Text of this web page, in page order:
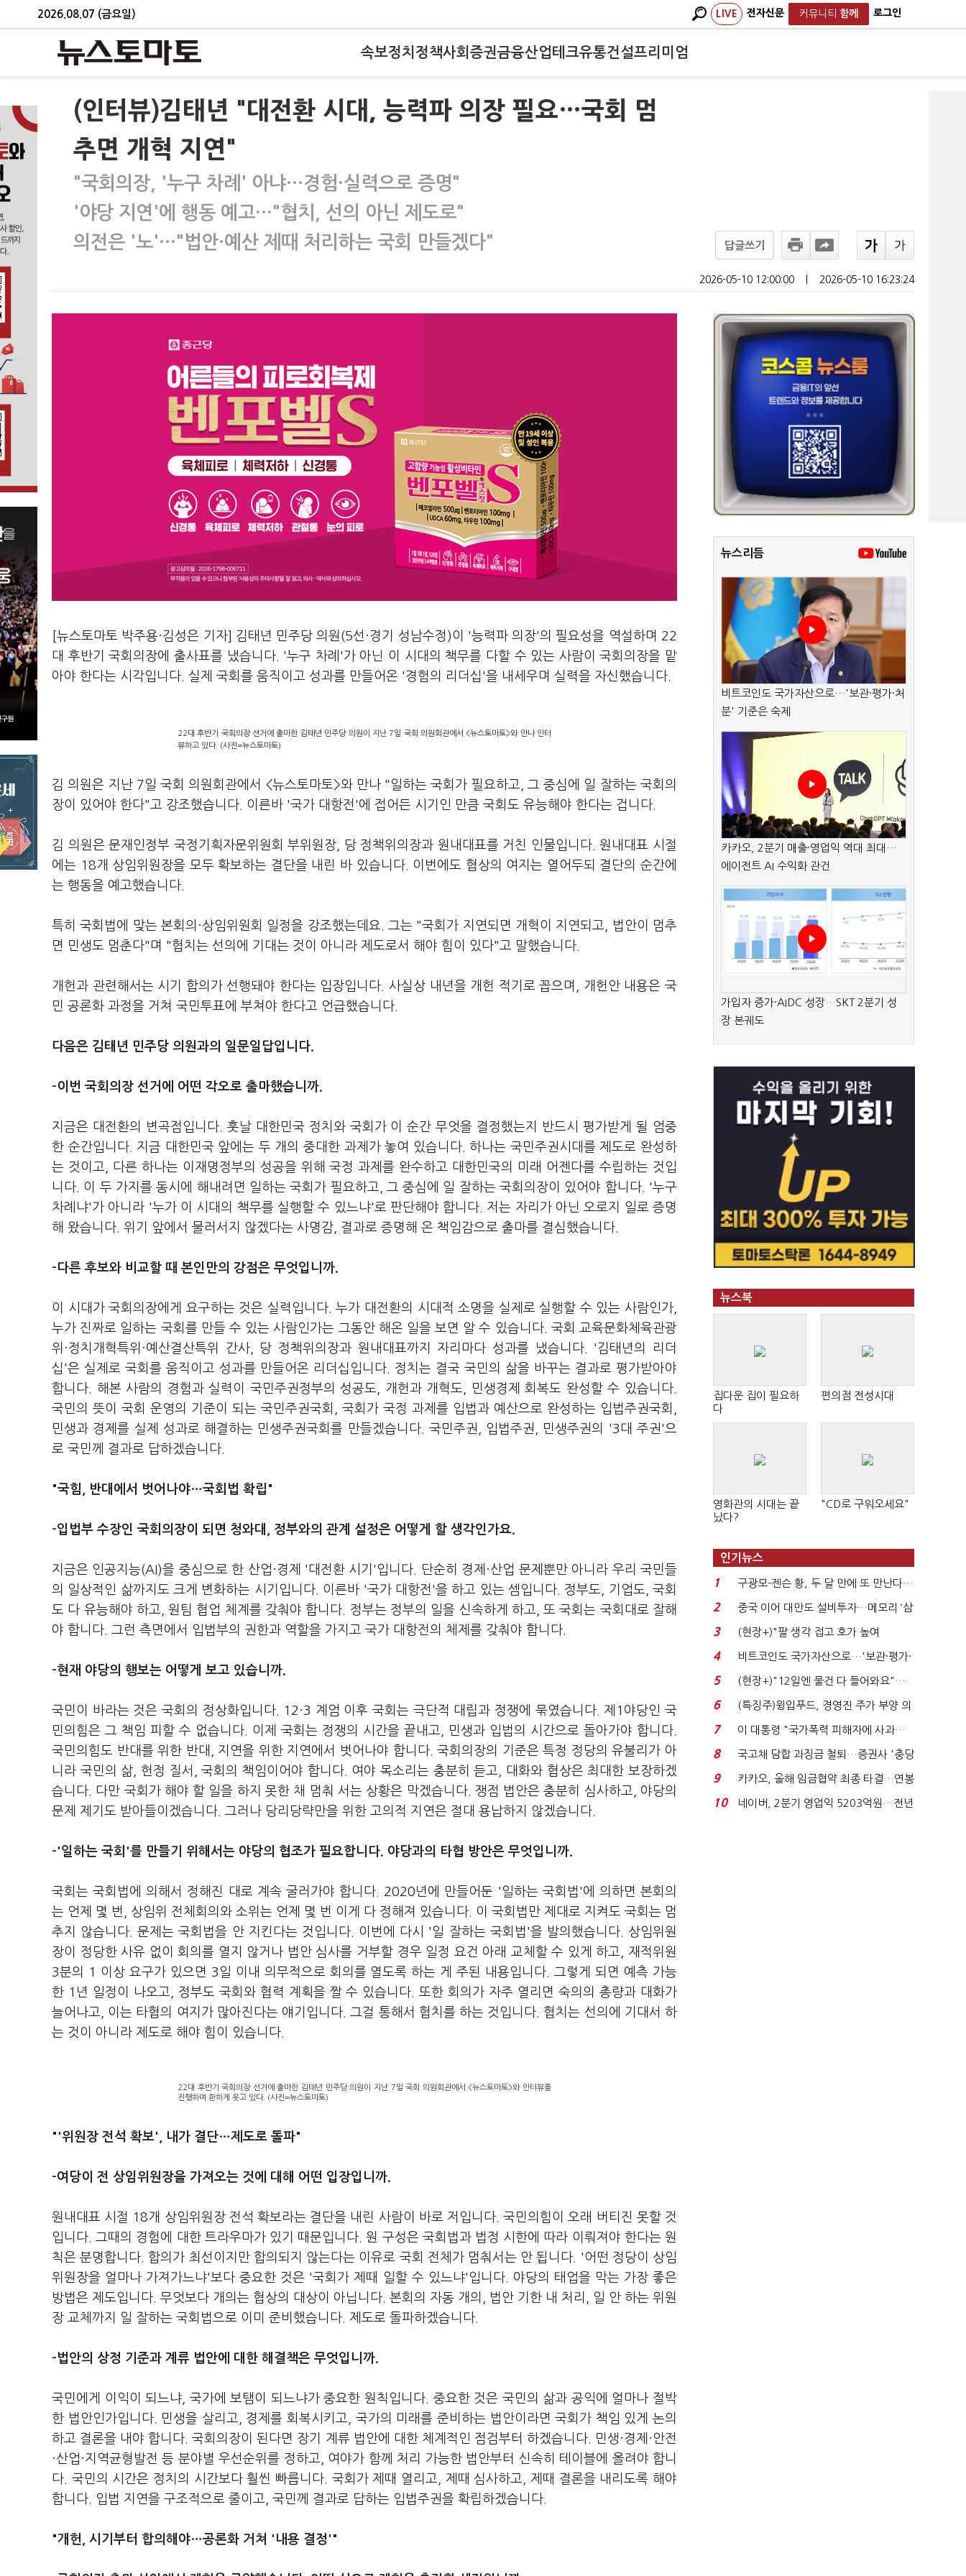
2026.08.07 (금요일) LIVE 전자신문 커뮤니티 함께 로그인
속보정치 정책사회 증권금융산업테크유통건설프리미엄
(인터뷰)김태년 "대전환 시대, 능력파 의장 필요…국회 멈
추면 개혁 지연"
"국회의장, '누구 차례' 아냐…경험·실력으로 증명"
'야당 지연'에 행동 예고…"협치, 선의 아닌 제도로"
의전은 '노'…"법안·예산 제때 처리하는 국회 만들겠다"
답글쓰기
2026-05-10 12:00:00 2026-05-10 16:23:24
[뉴스토마토 박주용·김성은 기자] 김태년 민주당 의원(5선·경기 성남수정)이 '능력파 의장'의 필요성을 역설하며 22
대 후반기 국회의장에 출사표를 냈습니다. '누구 차례'가 아닌 이 시대의 책무를 다할 수 있는 사람이 국회의장을 맡
아야 한다는 시각입니다. 실제 국회를 움직이고 성과를 만들어온 '경험의 리더십'을 내세우며 실력을 자신했습니다.
22대 후반기 국회의장 선거에 출마한 김태년 민주당 의원이 지난 7일 국회 의원회관에서 <뉴스토마토>와 만나 인터
뷰하고 있다. (사진=뉴스토마토)
김 의원은 지난 7일 국회 의원회관에서 <뉴스토마토>와 만나 "일하는 국회가 필요하고, 그 중심에 일 잘하는 국회의
장이 있어야 한다"고 강조했습니다. 이른바 '국가 대항전'에 접어든 시기인 만큼 국회도 유능해야 한다는 겁니다.
김 의원은 문재인정부 국정기획자문위원회 부위원장, 당 정책위의장과 원내대표를 거친 인물입니다. 원내대표 시절
에는 18개 상임위원장을 모두 확보하는 결단을 내린 바 있습니다. 이번에도 협상의 여지는 열어두되 결단의 순간에
는 행동을 예고했습니다.
특히 국회법에 맞는 본회의·상임위원회 일정을 강조했는데요. 그는 "국회가 지연되면 개혁이 지연되고, 법안이 멈추
면 민생도 멈춘다"며 "협치는 선의에 기대는 것이 아니라 제도로서 해야 힘이 있다"고 말했습니다.
개헌과 관련해서는 시기 합의가 선행돼야 한다는 입장입니다. 사실상 내년을 개헌 적기로 꼽으며, 개헌안 내용은 국
민 공론화 과정을 거쳐 국민투표에 부쳐야 한다고 언급했습니다.
다음은 김태년 민주당 의원과의 일문일답입니다.
-이번 국회의장 선거에 어떤 각오로 출마했습니까.
지금은 대전환의 변곡점입니다. 훗날 대한민국 정치와 국회가 이 순간 무엇을 결정했는지 반드시 평가받게 될 엄중
한 순간입니다. 지금 대한민국 앞에는 두 개의 중대한 과제가 놓여 있습니다. 하나는 국민주권시대를 제도로 완성하
는 것이고, 다른 하나는 이재명정부의 성공을 위해 국정 과제를 완수하고 대한민국의 미래 어젠다를 수립하는 것입
니다. 이 두 가지를 동시에 해내려면 일하는 국회가 필요하고, 그 중심에 일 잘하는 국회의장이 있어야 합니다. '누구
차례냐'가 아니라 '누가 이 시대의 책무를 실행할 수 있느냐'로 판단해야 합니다. 저는 자리가 아닌 오로지 일로 증명
해 왔습니다. 위기 앞에서 물러서지 않겠다는 사명감, 결과로 증명해 온 책임감으로 출마를 결심했습니다.
-다른 후보와 비교할 때 본인만의 강점은 무엇입니까.
이 시대가 국회의장에게 요구하는 것은 실력입니다. 누가 대전환의 시대적 소명을 실제로 실행할 수 있는 사람인가,
누가 진짜로 일하는 국회를 만들 수 있는 사람인가는 그동안 해온 일을 보면 알 수 있습니다. 국회 교육문화체육관광
위·정치개혁특위·예산결산특위 간사, 당 정책위의장과 원내대표까지 자리마다 성과를 냈습니다. '김태년의 리더
십'은 실제로 국회를 움직이고 성과를 만들어온 리더십입니다. 정치는 결국 국민의 삶을 바꾸는 결과로 평가받아야
합니다. 해본 사람의 경험과 실력이 국민주권정부의 성공도, 개헌과 개혁도, 민생경제 회복도 완성할 수 있습니다.
국민의 뜻이 국회 운영의 기준이 되는 국민주권국회, 국회가 국정 과제를 입법과 예산으로 완성하는 입법주권국회,
민생과 경제를 실제 성과로 해결하는 민생주권국회를 만들겠습니다. 국민주권, 입법주권, 민생주권의 '3대 주권'으
로 국민께 결과로 답하겠습니다.
"국힘, 반대에서 벗어나야…국회법 확립"
-입법부 수장인 국회의장이 되면 청와대, 정부와의 관계 설정은 어떻게 할 생각인가요.
지금은 인공지능(AI)을 중심으로 한 산업·경제 '대전환 시기'입니다. 단순히 경제·산업 문제뿐만 아니라 우리 국민들
의 일상적인 삶까지도 크게 변화하는 시기입니다. 이른바 '국가 대항전'을 하고 있는 셈입니다. 정부도, 기업도, 국회
도 다 유능해야 하고, 원팀 협업 체계를 갖춰야 합니다. 정부는 정부의 일을 신속하게 하고, 또 국회는 국회대로 잘해
야 합니다. 그런 측면에서 입법부의 권한과 역할을 가지고 국가 대항전의 체제를 갖춰야 합니다.
-현재 야당의 행보는 어떻게 보고 있습니까.
국민이 바라는 것은 국회의 정상화입니다. 12·3 계엄 이후 국회는 극단적 대립과 정쟁에 묶였습니다. 제1야당인 국
민의힘은 그 책임 피할 수 없습니다. 이제 국회는 정쟁의 시간을 끝내고, 민생과 입법의 시간으로 돌아가야 합니다.
국민의힘도 반대를 위한 반대, 지연을 위한 지연에서 벗어나야 합니다. 국회의장의 기준은 특정 정당의 유불리가 아
니라 국민의 삶, 헌정 질서, 국회의 책임이어야 합니다. 여야 목소리는 충분히 듣고, 대화와 협상은 최대한 보장하겠
습니다. 다만 국회가 해야 할 일을 하지 못한 채 멈춰 서는 상황은 막겠습니다. 쟁점 법안은 충분히 심사하고, 야당의
문제 제기도 받아들이겠습니다. 그러나 당리당략만을 위한 고의적 지연은 절대 용납하지 않겠습니다.
-'일하는 국회'를 만들기 위해서는 야당의 협조가 필요합니다. 야당과의 타협 방안은 무엇입니까.
국회는 국회법에 의해서 정해진 대로 계속 굴러가야 합니다. 2020년에 만들어둔 '일하는 국회법'에 의하면 본회의
는 언제 몇 번, 상임위 전체회의와 소위는 언제 몇 번 이게 다 정해져 있습니다. 이 국회법만 제대로 지켜도 국회는 멈
추지 않습니다. 문제는 국회법을 안 지킨다는 것입니다. 이번에 다시 '일 잘하는 국회법'을 발의했습니다. 상임위원
장이 정당한 사유 없이 회의를 열지 않거나 법안 심사를 거부할 경우 일정 요건 아래 교체할 수 있게 하고, 재적위원
3분의 1 이상 요구가 있으면 3일 이내 의무적으로 회의를 열도록 하는 게 주된 내용입니다. 그렇게 되면 예측 가능
한 1년 일정이 나오고, 정부도 국회와 협력 계획을 짤 수 있습니다. 또한 회의가 자주 열리면 숙의의 총량과 대화가
늘어나고, 이는 타협의 여지가 많아진다는 얘기입니다. 그걸 통해서 협치를 하는 것입니다. 협치는 선의에 기대서 하
는 것이 아니라 제도로 해야 힘이 있습니다.
22대 후반기 국회의장 선거에 출마한 김태년 민주당 의원이 지난 7일 국회 의원회관에서 <뉴스토마토>와 인터뷰를
진행하며 환하게 웃고 있다. (사진=뉴스토마토)
"'위원장 전석 확보', 내가 결단…제도로 돌파"
-여당이 전 상임위원장을 가져오는 것에 대해 어떤 입장입니까.
원내대표 시절 18개 상임위원장 전석 확보라는 결단을 내린 사람이 바로 저입니다. 국민의힘이 오래 버티진 못할 것
입니다. 그때의 경험에 대한 트라우마가 있기 때문입니다. 원 구성은 국회법과 법정 시한에 따라 이뤄져야 한다는 원
칙은 분명합니다. 합의가 최선이지만 합의되지 않는다는 이유로 국회 전체가 멈춰서는 안 됩니다. '어떤 정당이 상임
위원장을 얼마나 가져가느냐'보다 중요한 것은 '국회가 제때 일할 수 있느냐'입니다. 야당의 태업을 막는 가장 좋은
방법은 제도입니다. 무엇보다 개의는 협상의 대상이 아닙니다. 본회의 자동 개의, 법안 기한 내 처리, 일 안 하는 위원
장 교체까지 일 잘하는 국회법으로 이미 준비했습니다. 제도로 돌파하겠습니다.
-법안의 상정 기준과 계류 법안에 대한 해결책은 무엇입니까.
국민에게 이익이 되느냐, 국가에 보탬이 되느냐가 중요한 원칙입니다. 중요한 것은 국민의 삶과 공익에 얼마나 절박
한 법안인가입니다. 민생을 살리고, 경제를 회복시키고, 국가의 미래를 준비하는 법안이라면 국회가 책임 있게 논의
하고 결론을 내야 합니다. 국회의장이 된다면 장기 계류 법안에 대한 체계적인 점검부터 하겠습니다. 민생·경제·안전
·산업·지역균형발전 등 분야별 우선순위를 정하고, 여야가 함께 처리 가능한 법안부터 신속히 테이블에 올려야 합니
다. 국민의 시간은 정치의 시간보다 훨씬 빠릅니다. 국회가 제때 열리고, 제때 심사하고, 제때 결론을 내리도록 해야
합니다. 입법 지연을 구조적으로 줄이고, 국민께 결과로 답하는 입법주권을 확립하겠습니다.
"개헌, 시기부터 합의해야…공론화 거쳐 '내용 결정'"
뉴스리듬
비트코인도 국가자산으로…'보관·평가·처
분' 기준은 숙제
카카오, 2분기 매출·영업익 역대 최대…
에이전트 AI 수익화 관건
가입자 증가·AIDC 성장…SKT 2분기 성
장 본궤도
뉴스북
집다운 집이 필요하
다
편의점 전성시대
영화관의 시대는 끝
났다?
"CD로 구워오세요"
인기뉴스
1
구광모-젠슨 황, 두 달 만에 또 만난다…
로봇·AI 등 논...
2
중국 이어 대만도 설비투자…메모리 ‘삼
국전쟁’
3
(현장+)"팔 생각 접고 호가 높여
요"…'덜 똘똘한 한 채' 20...
4
비트코인도 국가자산으로…'보관·평가·
처분' 기준은 ...
5
(현장+)"12일엔 물건 다 들어와요"…
빈 매대 채우며 문 연 ...
6
(특징주)윙입푸드, 경영진 주가 부양 의
지에 상한가...
7
이 대통령 "국가폭력 피해자에 사과…
적극적 조사로 진...
8
국고채 담합 과징금 철퇴…증권사 '충당
금 폭탄' 우려...
9
카카오, 올해 임금협약 최종 타결…연봉
6.3% 인상·격려...
10
네이버, 2분기 영업익 5203억원…전년